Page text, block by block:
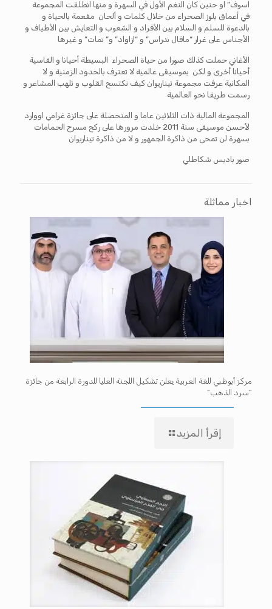
اسوف” او حنين كان النغم الأول في السهرة و منها انطلقت المجموعة
في أعماق بلوز الصحراء من خلال كلمات و ألحان مفعمة بالحياة و
بالدعوة للسلم و السلام بين الأفراد و الشعوب و التعايش بين الأطياف و
الأجناس على غرار “مافال ندراس” و “ازاواد” و” تمات” و غيرها
الأغاني حملت كذلك صورا من حياة الصحراء البسيطة أحيانا و القاسية
أحيانا أخرى و لكن بموسيقى عالمية لا تعترف بالحدود الزمنية و لا
المكانية عرفت مجموعة تيناريوان كيف تكتسح القلوب و تلهب المشاعر و
رسمت طريقا نحو العالمية
المجموعة المالية ذات الثلاثين عاما و المتحصلة على جائزة غرامي اووارد
لأحسن موسيقى سنة 2011 خلدت مرورها على ركح مسرح الحمامات
بسهرة لن تمحى من ذاكرة الجمهور و لا من ذاكرة تيناريوان
صور باديس شكاطلي
اخبار مماثلة
مركز أبوظبي للغة العربية يعلن تشكيل اللجنة العليا للدورة الرابعة من جائزة
“سرد الذهب”
إقرأ المزيد